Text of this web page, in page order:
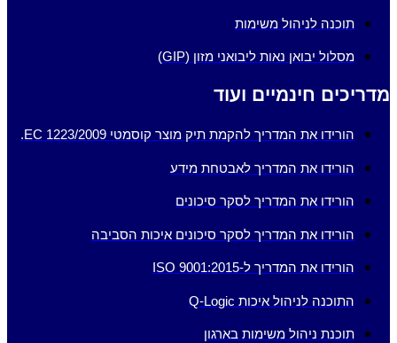
תוכנה לניהול משימות
מסלול יבואן נאות ליבואני מזון (GIP)
מדריכים חינמיים ועוד
הורידו את המדריך להקמת תיק מוצר קוסמטי EC 1223/2009.
הורידו את המדריך לאבטחת מידע
הורידו את המדריך לסקר סיכונים
הורידו את המדריך לסקר סיכונים איכות הסביבה
הורידו את המדריך ל-ISO 9001:2015
התוכנה לניהול איכות Q-Logic
תוכנת ניהול משימות בארגון